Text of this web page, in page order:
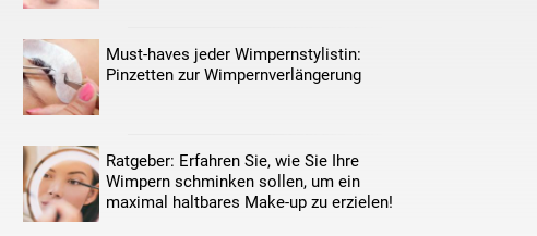
Must-haves jeder Wimpernstylistin:
Pinzetten zur Wimpernverlängerung
Ratgeber: Erfahren Sie, wie Sie Ihre
Wimpern schminken sollen, um ein
maximal haltbares Make-up zu erzielen!